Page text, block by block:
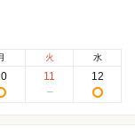
火
11
水
12